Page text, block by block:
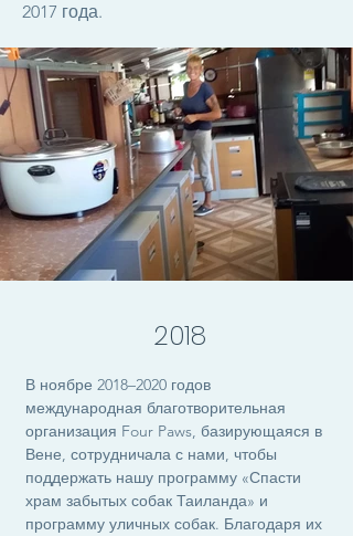
2017 года.
2018
В ноябре 2018–2020 годов
международная благотворительная
организация Four Paws, базирующаяся в
Вене, сотрудничала с нами, чтобы
поддержать нашу программу «Спасти
храм забытых собак Таиланда» и
программу уличных собак. Благодаря их